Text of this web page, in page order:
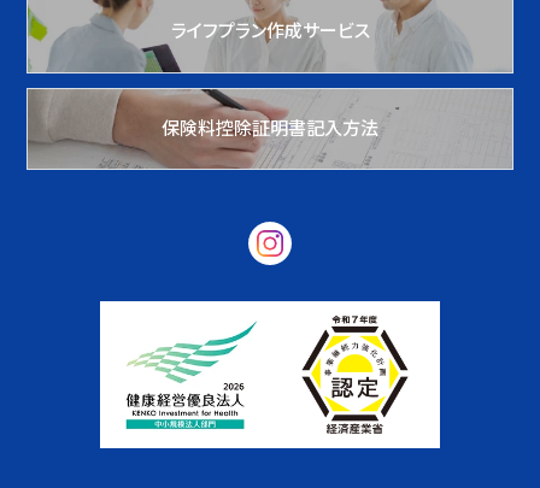
ライフプラン作成サービス
保険料控除証明書記入方法